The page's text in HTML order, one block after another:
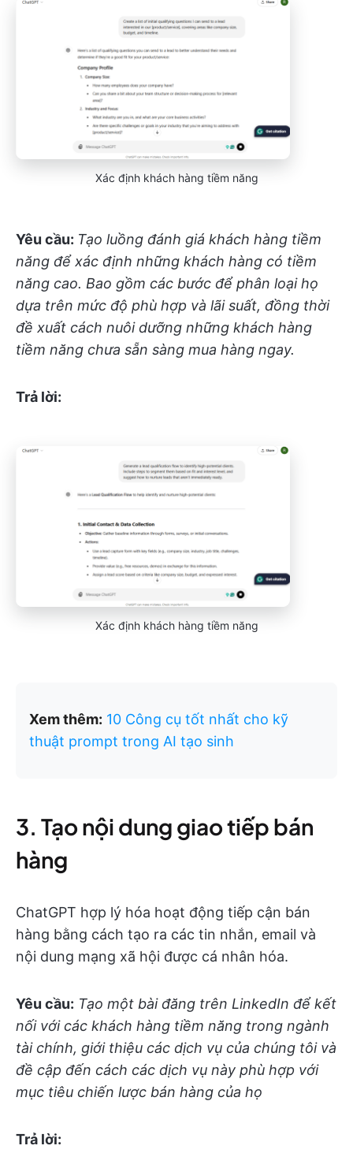
Xác định khách hàng tiềm năng
Yêu cầu: Tạo luồng đánh giá khách hàng tiềm
năng để xác định những khách hàng có tiềm
năng cao. Bao gồm các bước để phân loại họ
dựa trên mức độ phù hợp và lãi suất, đồng thời
đề xuất cách nuôi dưỡng những khách hàng
tiềm năng chưa sẵn sàng mua hàng ngay.
Trả lời:
Xác định khách hàng tiềm năng
Xem thêm: 10 Công cụ tốt nhất cho kỹ
thuật prompt trong AI tạo sinh
3. Tạo nội dung giao tiếp bán
hàng
ChatGPT hợp lý hóa hoạt động tiếp cận bán
hàng bằng cách tạo ra các tin nhắn, email và
nội dung mạng xã hội được cá nhân hóa.
Yêu cầu: Tạo một bài đăng trên LinkedIn để kết
nối với các khách hàng tiềm năng trong ngành
tài chính, giới thiệu các dịch vụ của chúng tôi và
đề cập đến cách các dịch vụ này phù hợp với
mục tiêu chiến lược bán hàng của họ
Trả lời: